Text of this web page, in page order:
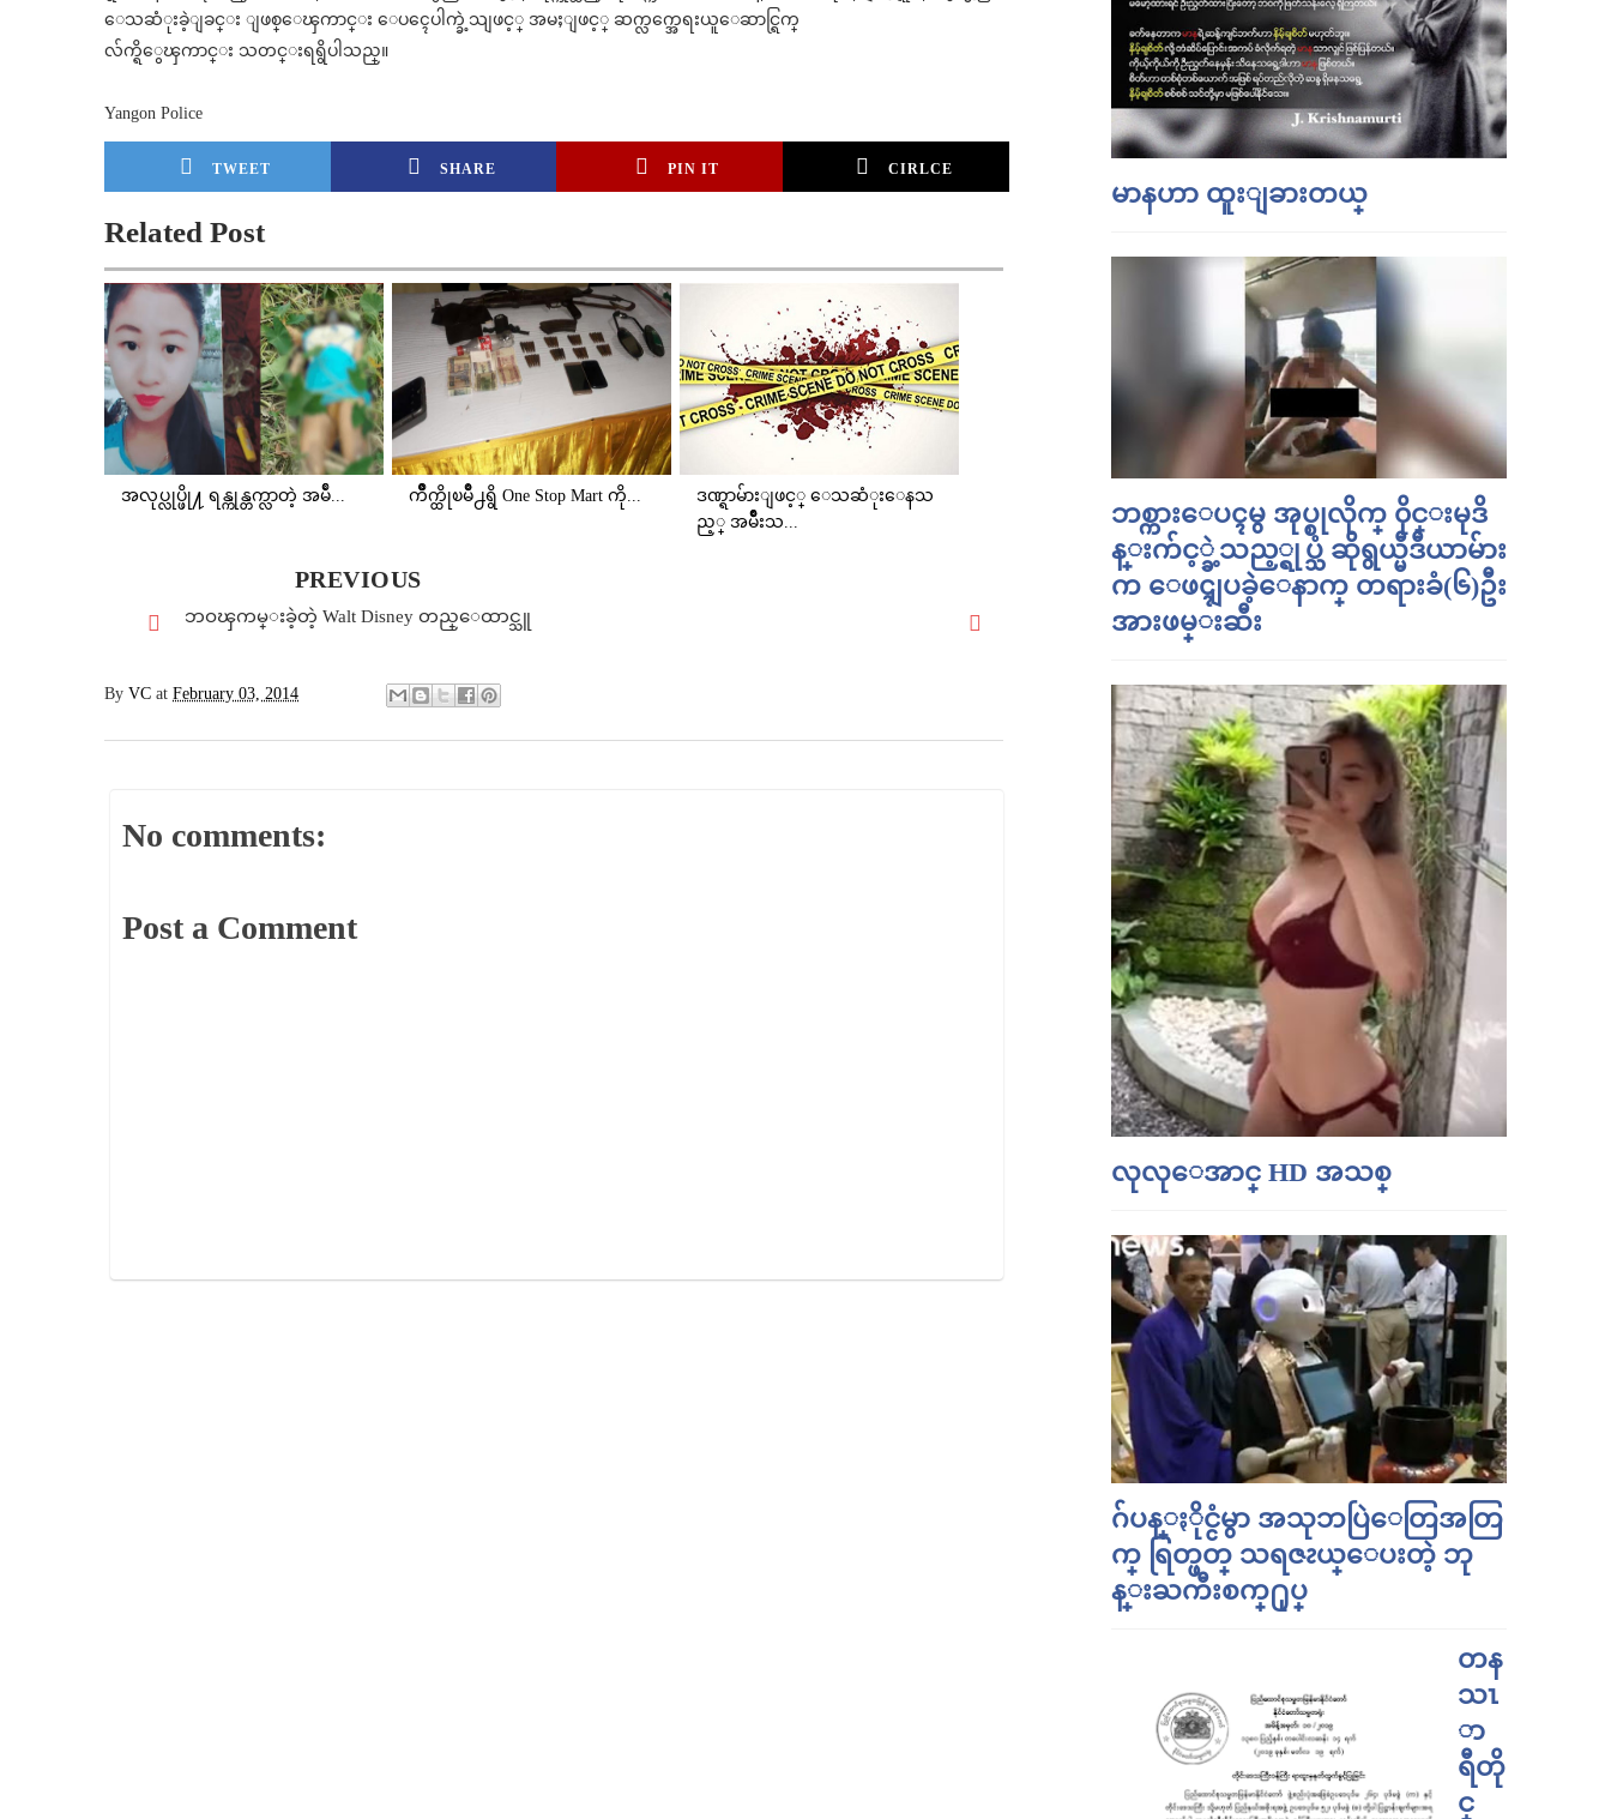
ေသဆံုးခဲ့ျခင္း ျဖစ္ေၾကာင္း ေပၚေပါက္ခဲ့သျဖင့္ အမႈျဖင့္ ဆက္လက္အေရးယူေဆာင္ရြက္
လ်က္ရိွေၾကာင္း သတင္းရရွိပါသည္။
Yangon Police
TWEET SHARE PIN IT CIRLCE
Related Post
အလုပ္လုပ္ဖို႔ ရန္ကုန္တက္လာတဲ့ အမ်ဳ... က်ိဳက္ထိုၿမိဳ႕ရွိ One Stop Mart ကို...
ဒဏ္ရာမ်ားျဖင့္ ေသဆံုးေနသ
ည့္ အမ်ိဳးသ...
PREVIOUS
ဘဝၾကမ္းခဲ့တဲ့ Walt Disney တည္ေထာင္သူ
By VC at February 03, 2014
No comments:
Post a Comment
မာနဟာ ထူးျခားတယ္
ဘစ္ကားေပၚမွ အုပ္စုလိုက္ ၀ိုင္းမုဒိ
န္းက်င့္ခဲ့သည့္ရုပ္သံ ဆိုရွယ္မီဒီယာမ်ား
က ေဖၚျပခဲ့ေနာက္ တရားခံ(၆)ဦး
အားဖမ္းဆီး
လုလုေအာင္ HD အသစ္
ဂ်ပန္ႏိုင္ငံမွာ အသုဘပြဲေတြအတြ
က္ ရြတ္ဖတ္ သရဇၩယ္ေပးတဲ့ ဘု
န္းႀကီးစက္႐ုပ္
တန
သၤ
ာ
ရီတို
င္